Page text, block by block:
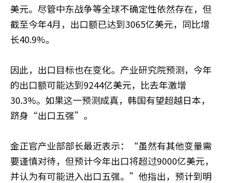
美元。尽管中东战争等全球不确定性依然存在，但
截至今年4月，出口额已达到3065亿美元，同比增
长40.9%。
因此，出口目标也在变化。产业研究院预测，今年
的出口额可能达到9244亿美元，比去年激增
30.3%。如果这一预测成真，韩国有望超越日本，
跻身“出口五强”。
金正官产业部部长最近表示：“虽然有其他变量需
要谨慎对待，但预计今年出口将超过9000亿美元，
并认为有可能进入出口五强。”他指出，预计到明